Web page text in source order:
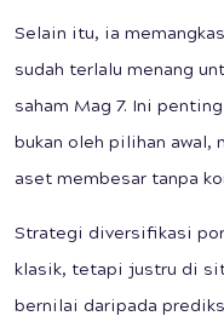
Selain itu, ia
sudah terlalu menang
saham Mag 7. Ini
bukan oleh pilihan awal,
aset membesar tanpa
Strategi diversifikasi
klasik, tetapi justru di
bernilai daripada